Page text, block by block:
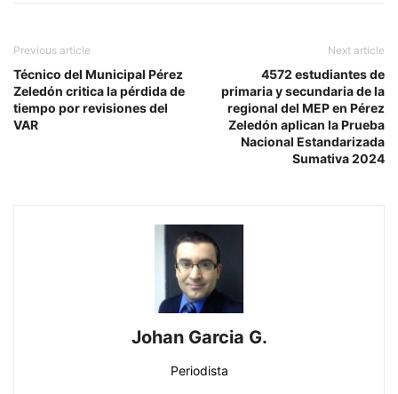
Previous article
Técnico del Municipal Pérez
Zeledón critica la pérdida de
tiempo por revisiones del
VAR
Next article
4572 estudiantes de
primaria y secundaria de la
regional del MEP en Pérez
Zeledón aplican la Prueba
Nacional Estandarizada
Sumativa 2024
Johan Garcia G.
Periodista